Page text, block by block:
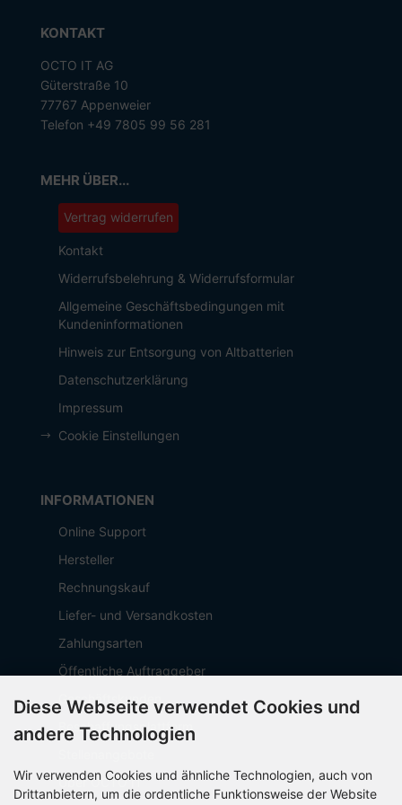
KONTAKT
OCTO IT AG
Güterstraße 10
77767 Appenweier
Telefon +49 7805 99 56 281
MEHR ÜBER...
Vertrag widerrufen
Kontakt
Widerrufsbelehrung & Widerrufsformular
Allgemeine Geschäftsbedingungen mit
Kundeninformationen
Hinweis zur Entsorgung von Altbatterien
Datenschutzerklärung
Impressum
Cookie Einstellungen
INFORMATIONEN
Online Support
Hersteller
Rechnungskauf
Liefer- und Versandkosten
Zahlungsarten
Öffentliche Auftraggeber
Geschäftskunden
Beschaffungsplattform
Über OCTO IT
Diese Webseite verwendet Cookies und
andere Technologien
Wir verwenden Cookies und ähnliche Technologien, auch von
Drittanbietern, um die ordentliche Funktionsweise der Website